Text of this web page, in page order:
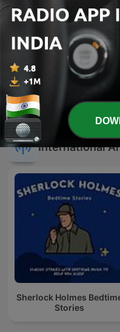
Ek Kahani Aisi Bhi
International
Sherlock Holmes
Stories